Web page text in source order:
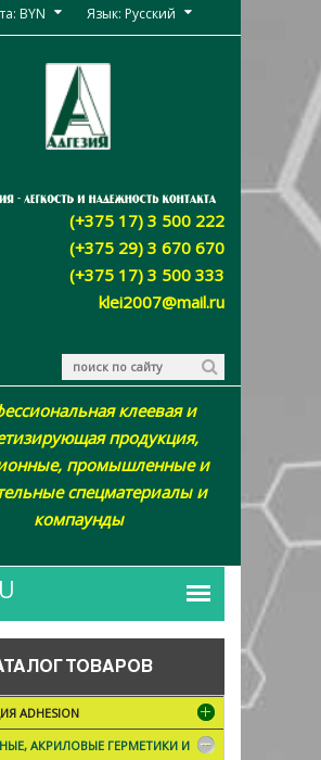
BYN Язык: Русский
(+375 17) 3 500 222
(+375 29) 3 670 670
(+375 17) 3 500 333
klei2007@mail.ru
клеевая и
продукция,
промышленные и
спецматериалы и
компаунды
ТОВАРОВ
ADHESION
АКРИЛОВЫЕ ГЕРМЕТИКИ И